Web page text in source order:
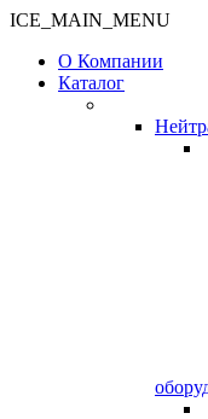
ICE_MAIN_MENU
О Компании
Каталог